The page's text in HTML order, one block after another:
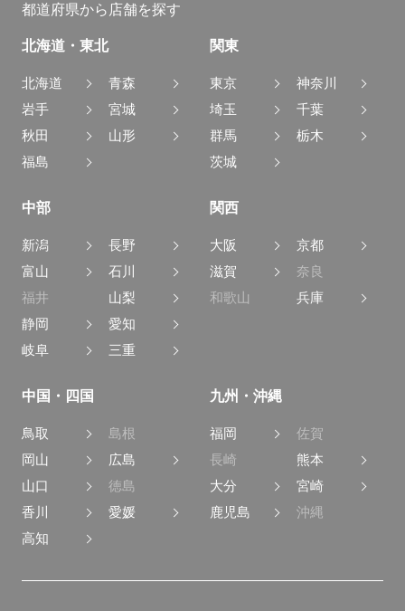
都道府県から店舗を探す
北海道・東北
北海道
青森
岩手
宮城
秋田
山形
福島
関東
東京
神奈川
埼玉
千葉
群馬
栃木
茨城
中部
新潟
長野
富山
石川
福井
山梨
静岡
愛知
岐阜
三重
関西
大阪
京都
滋賀
奈良
和歌山
兵庫
中国・四国
鳥取
島根
岡山
広島
山口
徳島
香川
愛媛
高知
九州・沖縄
福岡
佐賀
長崎
熊本
大分
宮崎
鹿児島
沖縄